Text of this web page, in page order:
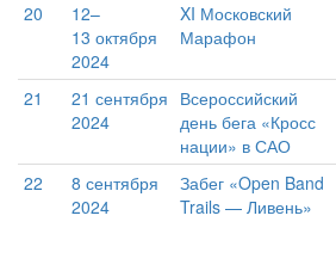
20
12–
13 октября
2024
XI Московский
Марафон
21
21 сентября
2024
Всероссийский
день бега «Кросс
нации» в САО
22
8 сентября
2024
Забег «Open Band
Trails — Ливень»